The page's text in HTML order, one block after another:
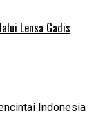
Lensa Gadis
Indonesia